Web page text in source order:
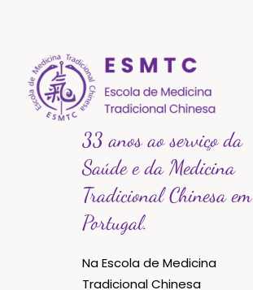
33 anos ao serviço da
Saúde e da Medicina
Tradicional Chinesa em
Portugal.
Na Escola de Medicina
Tradicional Chinesa